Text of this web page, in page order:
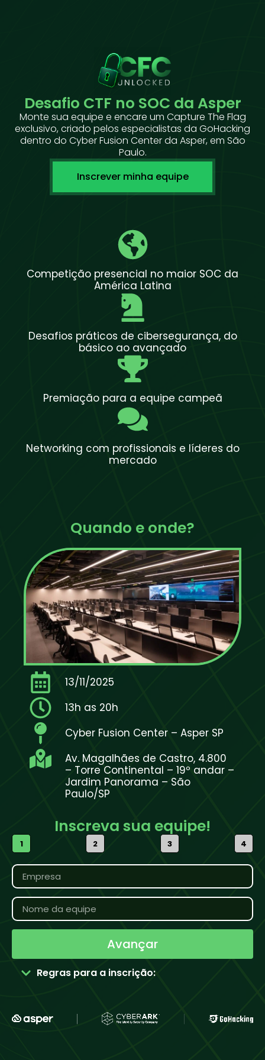
Desafio CTF no SOC da Asper
Monte sua equipe e encare um Capture The Flag
exclusivo, criado pelos especialistas da GoHacking
dentro do Cyber Fusion Center da Asper, em São
Paulo.
Inscrever minha equipe
Competição presencial no maior SOC da
América Latina
Desafios práticos de cibersegurança, do
básico ao avançado
Premiação para a equipe campeã
Networking com profissionais e líderes do
mercado
Quando e onde?
13/11/2025
13h as 20h
Cyber Fusion Center – Asper SP
Av. Magalhães de Castro, 4.800
– Torre Continental – 19º andar –
Jardim Panorama – São
Paulo/SP
Inscreva sua equipe!
1 2 3 4
Avançar
Regras para a inscrição: